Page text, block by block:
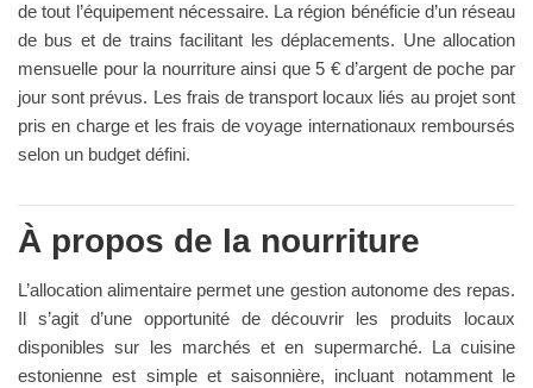
de tout l’équipement nécessaire. La région bénéficie d’un réseau
de bus et de trains facilitant les déplacements. Une allocation
mensuelle pour la nourriture ainsi que 5 € d’argent de poche par
jour sont prévus. Les frais de transport locaux liés au projet sont
pris en charge et les frais de voyage internationaux remboursés
selon un budget défini.
À propos de la nourriture
L’allocation alimentaire permet une gestion autonome des repas.
Il s’agit d’une opportunité de découvrir les produits locaux
disponibles sur les marchés et en supermarché. La cuisine
estonienne est simple et saisonnière, incluant notamment le